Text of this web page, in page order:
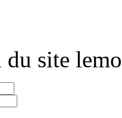
site